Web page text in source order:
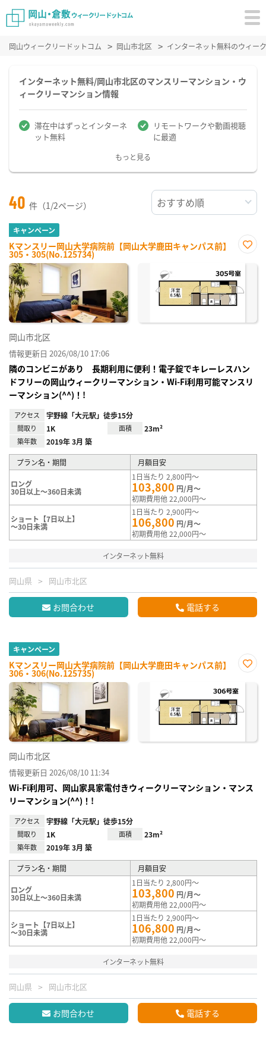
岡山ウィークリードットコム 岡山市北区 インターネット無料のウィー
インターネット無料/岡山市北区のマンスリーマンション・ウ
ィークリーマンション情報
滞在中はずっとインターネ
ット無料
リモートワークや動画視聴
に最適
もっと見る
40 件（1/2ページ）
キャンペーン
Kマンスリー岡山大学病院前【岡山大学鹿田キャンパス前】
305・305(No.125734)
に入
り登
岡山市北区
情報更新日 2026/08/10 17:06
隣のコンビニがあり 長期利用に便利！電子錠でキレーレスハン
ドフリーの岡山ウィークリーマンション・Wi-Fi利用可能マンスリ
ーマンション(^^)！!
アクセス 宇野線「大元駅」徒歩15分
間取り 1K 面積 23m²
築年数 2019年 3月 築
プラン名・期間 月額目安
ロング
30日以上～360日未満
1日当たり 2,800円～
103,800 円/月～
初期費用他 22,000円～
ショート【7日以上】
～30日未満
1日当たり 2,900円～
106,800 円/月～
初期費用他 22,000円～
インターネット無料
岡山県 岡山市北区
お問合わせ 電話する
キャンペーン
Kマンスリー岡山大学病院前【岡山大学鹿田キャンパス前】
306・306(No.125735)
に入
岡山市北区
情報更新日 2026/08/10 11:34
Wi-Fi利用可、岡山家具家電付きウィークリーマンション・マンス
リーマンション(^^)！!
アクセス 宇野線「大元駅」徒歩15分
間取り 1K 面積 23m²
築年数 2019年 3月 築
プラン名・期間 月額目安
ロング
30日以上～360日未満
1日当たり 2,800円～
103,800 円/月～
初期費用他 22,000円～
ショート【7日以上】
～30日未満
1日当たり 2,900円～
106,800 円/月～
初期費用他 22,000円～
インターネット無料
岡山県 岡山市北区
お問合わせ 電話する